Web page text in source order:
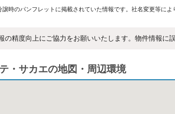
譲時のパンフレットに掲載されていた情報です。社名変更等によ
の精度向上にご協力をお願いいたします。物件情報に
・サカエの地図・周辺環境